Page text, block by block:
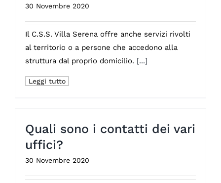
30 Novembre 2020
Il C.S.S. Villa Serena offre anche servizi rivolti
al territorio o a persone che accedono alla
struttura dal proprio domicilio. [...]
Leggi tutto
Quali sono i contatti dei vari
uffici?
30 Novembre 2020